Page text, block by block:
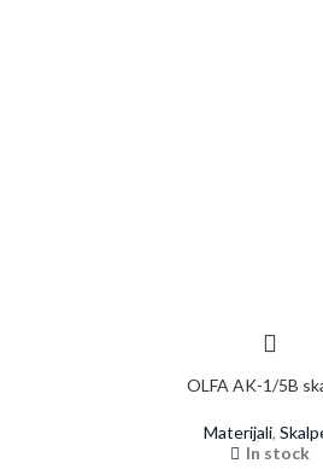
OLFA AK-1/5B
Materijali,
In stock